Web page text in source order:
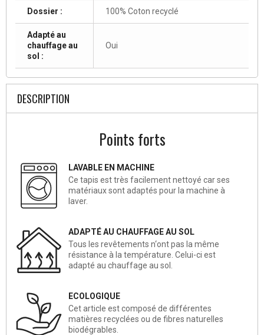
Dossier : 100% Coton recyclé
Adapté au
chauffage au
sol :
Oui
DESCRIPTION
Points forts
LAVABLE EN MACHINE
Ce tapis est très facilement nettoyé car ses
matériaux sont adaptés pour la machine à
laver.
ADAPTÉ AU CHAUFFAGE AU SOL
Tous les revêtements n‘ont pas la même
résistance à la température. Celui-ci est
adapté au chauffage au sol.
ECOLOGIQUE
Cet article est composé de différentes
matières recyclées ou de fibres naturelles
biodégrables.